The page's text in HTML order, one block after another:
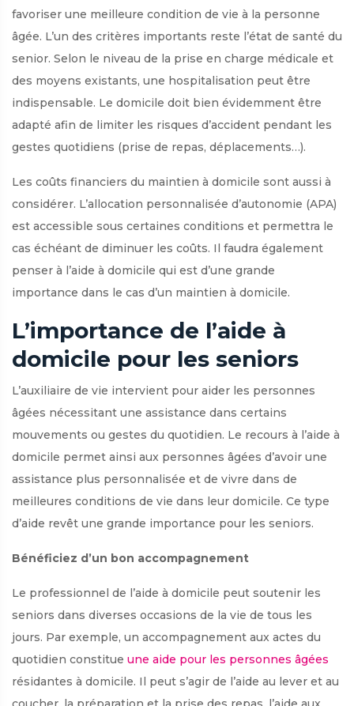
favoriser une meilleure condition de vie à la personne
âgée. L’un des critères importants reste l’état de santé du
senior. Selon le niveau de la prise en charge médicale et
des moyens existants, une hospitalisation peut être
indispensable. Le domicile doit bien évidemment être
adapté afin de limiter les risques d’accident pendant les
gestes quotidiens (prise de repas, déplacements…).
Les coûts financiers du maintien à domicile sont aussi à
considérer. L’allocation personnalisée d’autonomie (APA)
est accessible sous certaines conditions et permettra le
cas échéant de diminuer les coûts. Il faudra également
penser à l’aide à domicile qui est d’une grande
importance dans le cas d’un maintien à domicile.
L’importance de l’aide à
domicile pour les seniors
L’auxiliaire de vie intervient pour aider les personnes
âgées nécessitant une assistance dans certains
mouvements ou gestes du quotidien. Le recours à l’aide à
domicile permet ainsi aux personnes âgées d’avoir une
assistance plus personnalisée et de vivre dans de
meilleures conditions de vie dans leur domicile. Ce type
d’aide revêt une grande importance pour les seniors.
Bénéficiez d’un bon accompagnement
Le professionnel de l’aide à domicile peut soutenir les
seniors dans diverses occasions de la vie de tous les
jours. Par exemple, un accompagnement aux actes du
quotidien constitue une aide pour les personnes âgées
résidantes à domicile. Il peut s’agir de l’aide au lever et au